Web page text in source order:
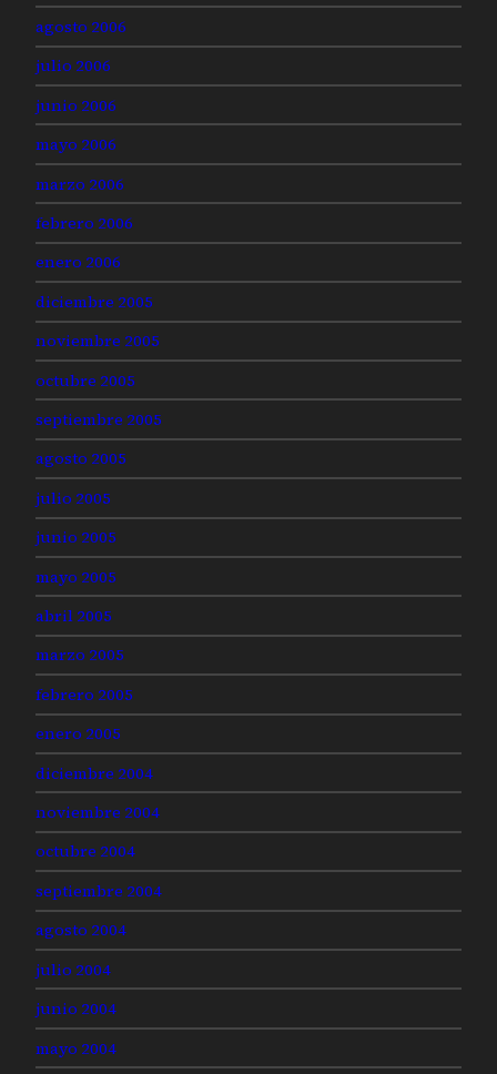
agosto 2006
julio 2006
junio 2006
mayo 2006
marzo 2006
febrero 2006
enero 2006
diciembre 2005
noviembre 2005
octubre 2005
septiembre 2005
agosto 2005
julio 2005
junio 2005
mayo 2005
abril 2005
marzo 2005
febrero 2005
enero 2005
diciembre 2004
noviembre 2004
octubre 2004
septiembre 2004
agosto 2004
julio 2004
junio 2004
mayo 2004